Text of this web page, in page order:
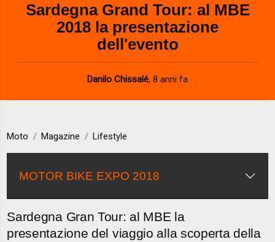
Sardegna Grand Tour: al MBE
2018 la presentazione
dell'evento
Danilo Chissalé, 8 anni fa
Moto Magazine Lifestyle
MOTOR BIKE EXPO 2018
Sardegna Gran Tour: al MBE la
presentazione del viaggio alla scoperta della